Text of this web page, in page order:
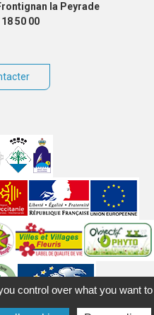
la Peyrade
50 00
control over what you want to